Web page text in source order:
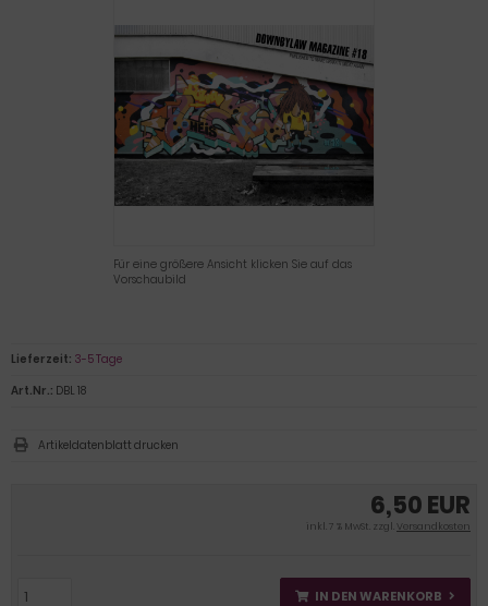
Für eine größere Ansicht klicken Sie auf das
Vorschaubild
6,50 EUR
inkl. 7 % MwSt. zzgl.Versandkosten
IN DEN WARENKORB
Lieferzeit: 3-5 Tage
Art.Nr.: DBL 18
Artikeldatenblatt drucken